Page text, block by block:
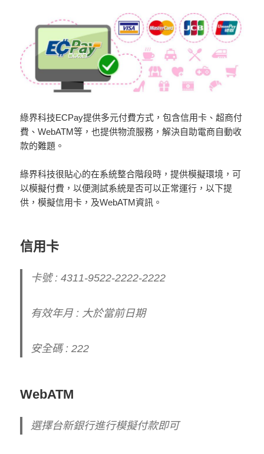
綠界科技ECPay提供多元付費方式，包含信用卡、超商付
費、WebATM等，也提供物流服務，解決自助電商自動收
款的難題。
綠界科技很貼心的在系統整合階段時，提供模擬環境，可
以模擬付費，以便測試系統是否可以正常運行，以下提
供，模擬信用卡，及WebATM資訊。
信用卡
卡號 : 4311-9522-2222-2222
有效年月 : 大於當前日期
安全碼 : 222
WebATM
選擇台新銀行進行模擬付款即可